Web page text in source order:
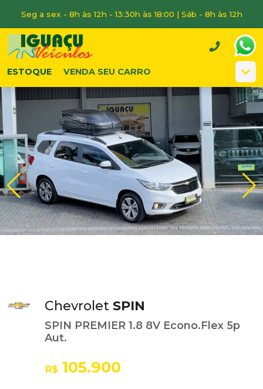
Seg a sex - 8h às 12h - 13:30h às 18:00 | Sáb - 8h às 12h
ESTOQUE VENDA SEU CARRO
Chevrolet SPIN
SPIN PREMIER 1.8 8V Econo.Flex 5p
Aut.
R$ 105.900